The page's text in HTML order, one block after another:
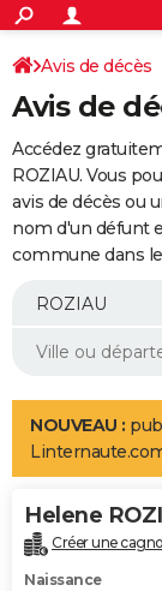
ACTUALITÉS
Politique
Société
Faits Divers
Education
Monde
Villes
+
SPORT
Coupe du monde
Football
Tennis
Cyclisme
Rugby
Forum
Programme TV
TNT
Streaming
Cinéma
Sorties cinéma
Musique
+
FINANCE
Retraite
Epargne
Immobilier
Risques naturels
Banque
Assurance
AUTO
Essais
Réserver un essai
Citadines
Berlines
SUV
Forum auto
+
Mobiles
Meilleur smartphone
Internet
Ordinateurs
Jeux vidéo
Guide high-tech
Aménagement
LIFESTYLE
Art de vivre
Bien-être
Loisirs
Mode
Modes de vie
Alimentation
Guide de la santé
Maladies
Médicaments
Sommeil
VOYAGE
Destinations
City break
Voyage nature
Voyage de noces
Forum
Climat
+PHOTO
Avis de décès
Avis de
Accédez
ROZIAU. Vous
avis de décès ou
nom d'un défunt
commune dans
NOUVEAU :
Helene
Créer une
Naissance